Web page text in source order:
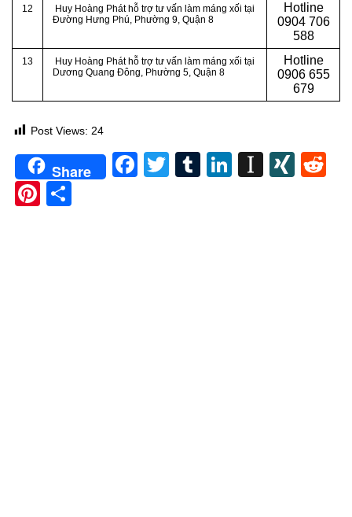
12
Huy Hoàng Phát hỗ trợ tư vấn làm máng xối tại
Đường Hưng Phú, Phường 9, Quận 8
Hotline
0904 706
588
13
Huy Hoàng Phát hỗ trợ tư vấn làm máng xối tại
Dương Quang Đông, Phường 5, Quận 8
Hotline
0906 655
679
Post Views: 24
Share Facebook
TwitterTumblrLinkedIn
Pinterest